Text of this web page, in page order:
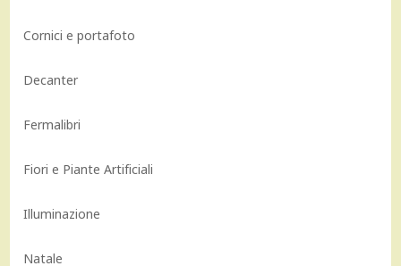
Cornici e portafoto
Decanter
Fermalibri
Fiori e Piante Artificiali
Illuminazione
Natale